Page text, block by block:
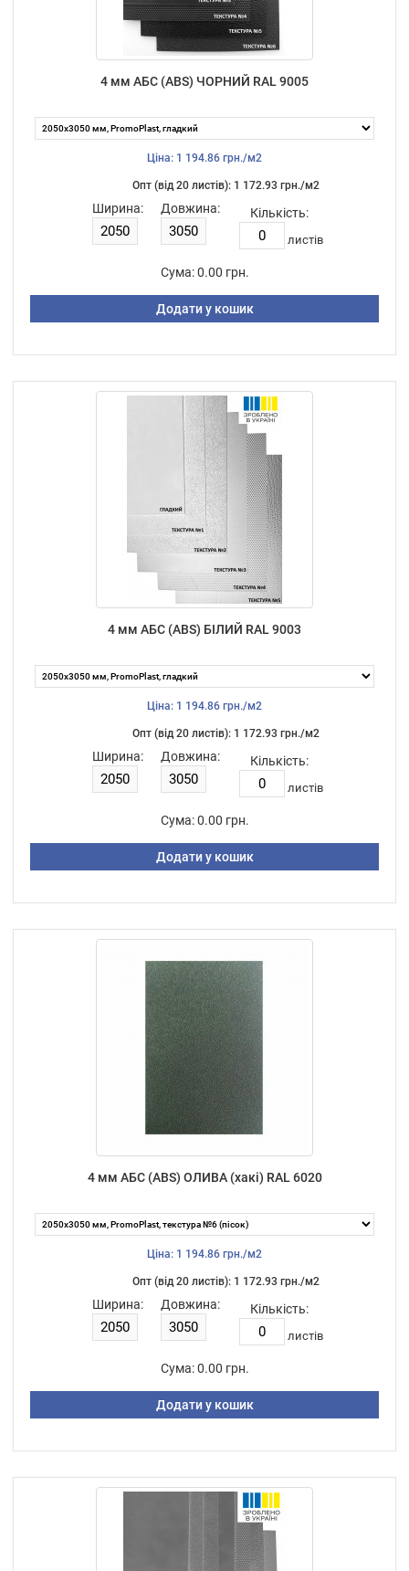
4 мм АБС (ABS) ЧОРНИЙ RAL 9005
Ціна: 1 194.86 грн./м2
Опт (від 20 листiв): 1 172.93 грн./м2
Ширина: Довжина: Кількість:
листiв
Сума: 0.00 грн.
Додати у кошик
4 мм АБС (ABS) БІЛИЙ RAL 9003
Ціна: 1 194.86 грн./м2
Опт (від 20 листiв): 1 172.93 грн./м2
Ширина: Довжина: Кількість:
листiв
Сума: 0.00 грн.
Додати у кошик
4 мм АБС (ABS) ОЛИВА (хакі) RAL 6020
Ціна: 1 194.86 грн./м2
Опт (від 20 листiв): 1 172.93 грн./м2
Ширина: Довжина: Кількість:
листiв
Сума: 0.00 грн.
Додати у кошик